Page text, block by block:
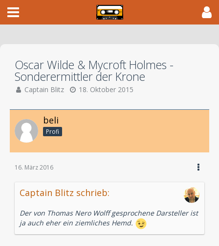
Oscar Wilde & Mycroft Holmes -
Sonderermittler der Krone
Captain Blitz 18. Oktober 2015
beli
Profi
16. März 2016
Captain Blitz schrieb:
Der von Thomas Nero Wolff gesprochene Darsteller ist
ja auch eher ein ziemliches Hemd.